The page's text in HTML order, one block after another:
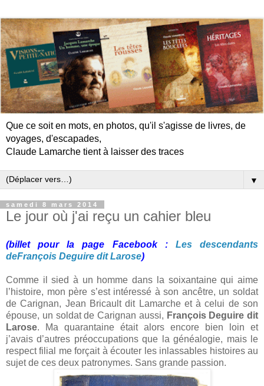
Que ce soit en mots, en photos, qu'il s'agisse de livres, de
voyages, d'escapades,
Claude Lamarche tient à laisser des traces
▼
samedi 8 mars 2014
Le jour où j'ai reçu un cahier bleu
(billet pour la page Facebook : Les descendants
deFrançois Deguire dit Larose)
Comme il sied à un homme dans la soixantaine qui aime
l’histoire, mon père s’est intéressé à son ancêtre, un soldat
de Carignan, Jean Bricault dit Lamarche et à celui de son
épouse, un soldat de Carignan aussi, François Deguire dit
Larose. Ma quarantaine était alors encore bien loin et
j’avais d’autres préoccupations que la généalogie, mais le
respect filial me forçait à écouter les inlassables histoires au
sujet de ces deux patronymes. Sans grande passion.